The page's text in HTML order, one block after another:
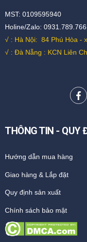
MST: 0109595940
Holine/Zalo: 0931.789.766
√ : Hà Nội: 84 Phú Hòa -
√ : Đà Nẵng : KCN Liên
THÔNG TIN - QUY
Hướng dẫn mua hàng
Giao hàng & Lắp đặt
Quy định sản xuất
Chính sách bảo mật